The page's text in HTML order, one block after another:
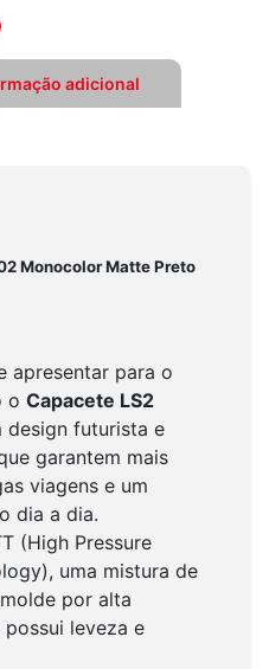
adicional
Monocolor Matte Preto
apresentar para o
o Capacete LS2
design futurista e
garantem mais
viagens e um
dia a dia.
(High Pressure
uma mistura de
por alta
possui leveza e